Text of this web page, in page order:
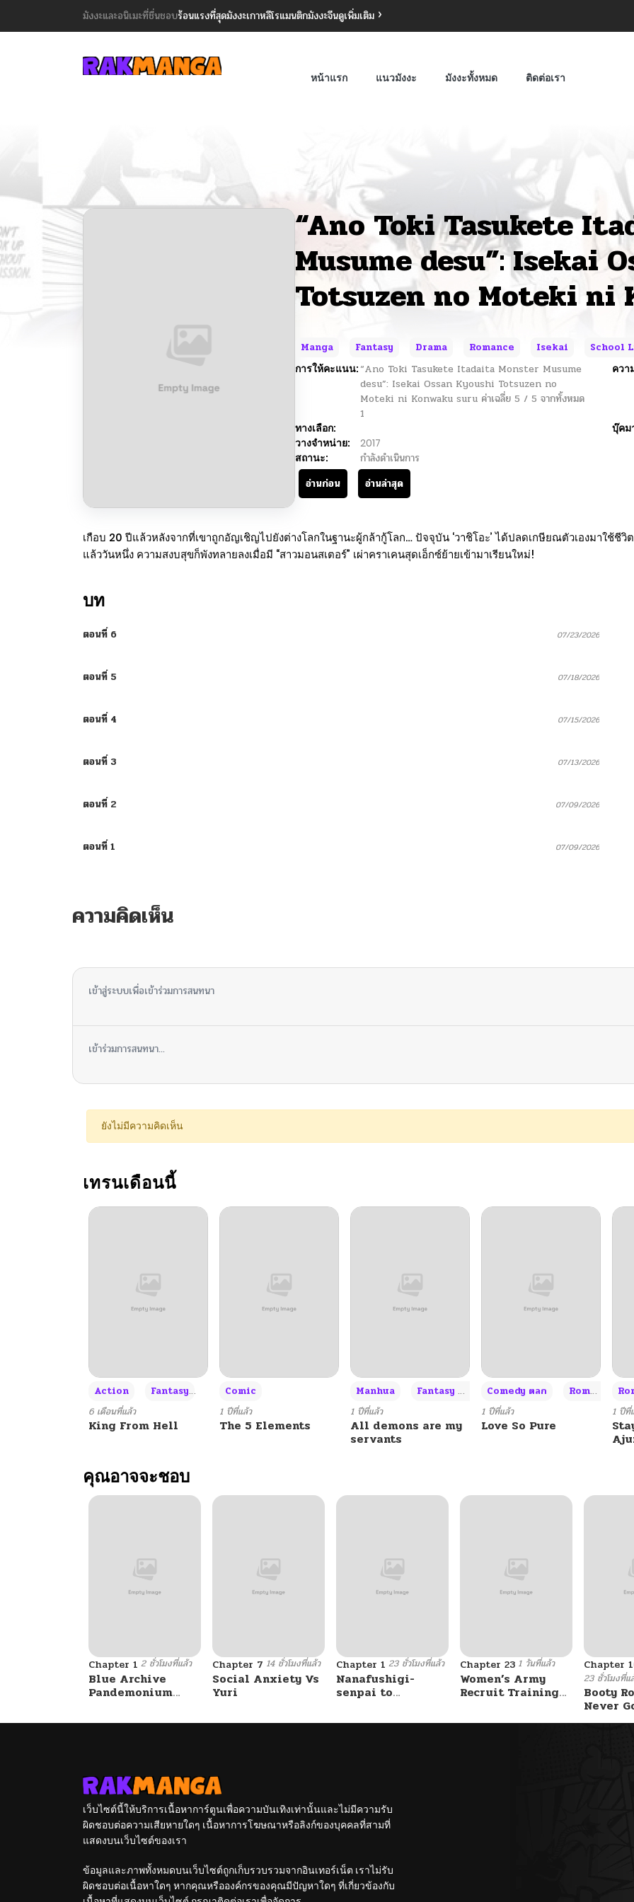
มังงะและอนิเมะที่ชื่นชอบร้อนแรงที่สุดมังงะเกาหลีโรแมนติกมังงะจีนดูเพิ่มเติม
หน้าแรก แนวมังงะ มังงะทั้งหมด ติดต่อเรา
“Ano Toki Tasukete
Musume desu”: Isekai
Totsuzen no Moteki ni
Manga Fantasy Drama Romance Isekai School
การให้คะแนน: “Ano Toki Tasukete Itadaita Monster Musume
desu”: Isekai Ossan Kyoushi Totsuzen no
Moteki ni Konwaku suru ค่าเฉลี่ย 5 / 5 จากทั้งหมด
1
ควา
ทางเลือก:
บุ๊คม
วางจำหน่าย:
2017
สถานะ:
กำลังดำเนินการ
อ่านก่อน
อ่านล่าสุด
เกือบ 20 ปีแล้วหลังจากที่เขาถูกอัญเชิญไปยังต่างโลกในฐานะผู้กล้ากู้โลก… ปัจจุบัน ‘วาชิโอะ’ ได้ปลดเกษียณตัวเองมาใช้
แล้ววันหนึ่ง ความสงบสุขก็พังทลายลงเมื่อมี “สาวมอนสเตอร์” เผ่าคราเคนสุดเอ็กซ์ย้ายเข้ามาเรียนใหม่!
บท
ตอนที่ 6 07/23/2026
ตอนที่ 5 07/18/2026
ตอนที่ 4 07/15/2026
ตอนที่ 3 07/13/2026
ตอนที่ 2 07/09/2026
ตอนที่ 1 07/09/2026
ความคิดเห็น
เข้าสู่ระบบเพื่อเข้าร่วมการสนทนา
เข้าร่วมการสนทนา...
ยังไม่มีความคิดเห็น
เทรนเดือนนี้
Action Fantasy
6 เดือนที่แล้ว
King From Hell
Comic
1 ปีที่แล้ว
The 5 Elements
Manhua Fantasy แฟนตาซี +3
1 ปีที่แล้ว
All demons are my
servants
Comedy ตลก Romance โรแมนซ์
1 ปีที่แล้ว
Love So Pure
1 ปีที่
คุณอาจจะชอบ
Chapter 1 2 ชั่วโมงที่แล้ว
Blue Archive
Pandemonium
Hayashiya
Chapter 7 14 ชั่วโมงที่แล้ว
Social Anxiety Vs
Yuri
Chapter 1 23 ชั่วโมงที่แล้ว
Nanafushigi-
senpai to
Chapter 23 1 วันที่แล้ว
Women’s Army
Recruit Training
Chapter
23 ชั่วโมงที่แ
Booty
Never
เว็บไซต์นี้ให้บริการเนื้อหาการ์ตูนเพื่อความบันเทิงเท่านั้นและไม่มีความรับ
ผิดชอบต่อความเสียหายใดๆ เนื้อหาการโฆษณาหรือลิงก์ของบุคคลที่สามที่
แสดงบนเว็บไซต์ของเรา
ข้อมูลและภาพทั้งหมดบนเว็บไซต์ถูกเก็บรวบรวมจากอินเทอร์เน็ต เราไม่รับ
ผิดชอบต่อเนื้อหาใดๆ หากคุณหรือองค์กรของคุณมีปัญหาใดๆ ที่เกี่ยวข้องกับ